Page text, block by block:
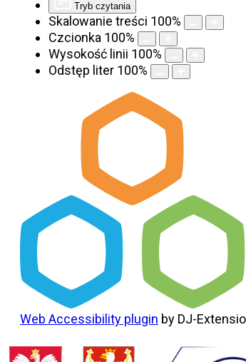
Tryb czytania
Skalowanie treści 100%
Czcionka 100%
Wysokość linii 100%
Odstęp liter 100%
Web Accessibility plugin by DJ-